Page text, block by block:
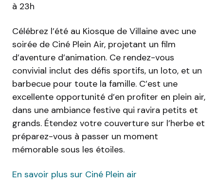
à 23h
Célébrez l’été au Kiosque de Villaine avec une
soirée de Ciné Plein Air, projetant un film
d’aventure d’animation. Ce rendez-vous
convivial inclut des défis sportifs, un loto, et un
barbecue pour toute la famille. C’est une
excellente opportunité d’en profiter en plein air,
dans une ambiance festive qui ravira petits et
grands. Étendez votre couverture sur l’herbe et
préparez-vous à passer un moment
mémorable sous les étoiles.
En savoir plus sur Ciné Plein air